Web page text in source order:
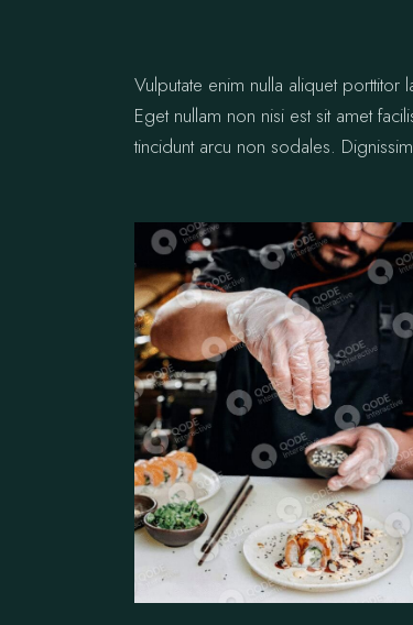
Vulputate enim nulla aliquet
Eget nullam non nisi est sit amet
tincidunt arcu non sodales.